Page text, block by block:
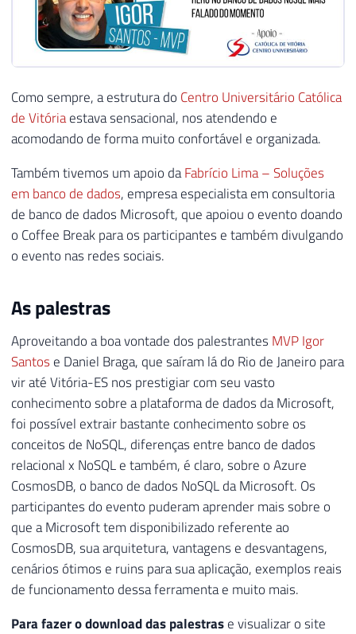
Como sempre, a estrutura do Centro Universitário Católica
de Vitóriaestava sensacional, nos atendendo e
acomodando de forma muito confortável e organizada.
Também tivemos um apoio daFabrício Lima – Soluções
em banco de dados, empresa especialista em consultoria
de banco de dados Microsoft, que apoiou o evento doando
o Coffee Break para os participantes e também divulgando
o evento nas redes sociais.
As palestras
Aproveitando a boa vontade dos palestrantes MVP Igor
Santos e Daniel Braga, que saíram lá do Rio de Janeiro para
vir até Vitória-ES nos prestigiar com seu vasto
conhecimento sobre a plataforma de dados da Microsoft,
foi possível extrair bastante conhecimento sobre os
conceitos de NoSQL, diferenças entre banco de dados
relacional x NoSQL e também, é claro, sobre o Azure
CosmosDB, o banco de dados NoSQL da Microsoft. Os
participantes do evento puderam aprender mais sobre o
que a Microsoft tem disponibilizado referente ao
CosmosDB, sua arquitetura, vantagens e desvantagens,
cenários ótimos e ruins para sua aplicação, exemplos reais
de funcionamento dessa ferramenta e muito mais.
Para fazer o download das palestrase visualizar o site